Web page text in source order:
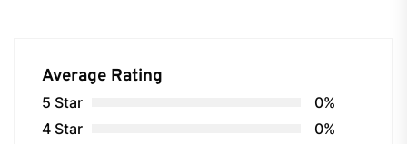
Average Rating
5 Star
0%
4 Star
0%